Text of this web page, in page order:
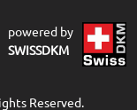
powered by
SWISSDKM
Reserved.